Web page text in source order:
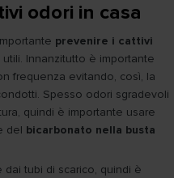
odori in casa
prevenire i cattivi
Innanzitutto è importante
frequenza evitando, così, la
Spesso odori sgradevoli
quindi è importante usare
del bicarbonato nella busta
tubi di scarico, quindi è